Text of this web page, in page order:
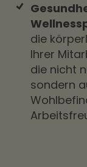
die
Ihrer
die nicht
sondern